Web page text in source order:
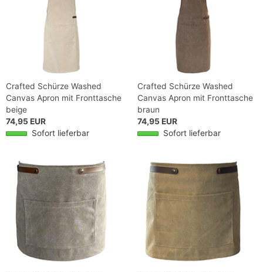
Crafted Schürze Washed
Canvas Apron mit Fronttasche
beige
74,95 EUR
Sofort lieferbar
Crafted Schürze Washed
Canvas Apron mit Fronttasche
braun
74,95 EUR
Sofort lieferbar